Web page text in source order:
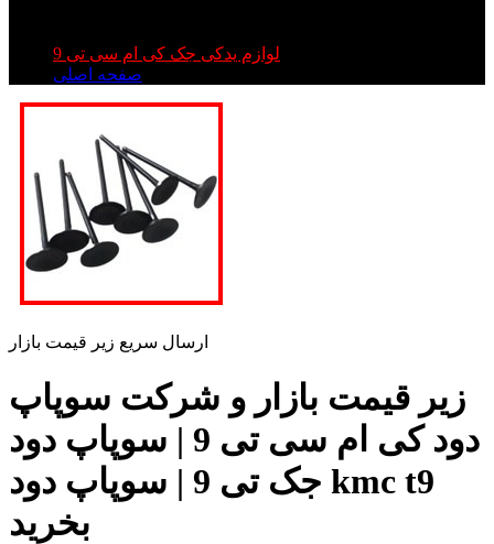
لوازم یدکی جک کی ام سی تی 9
صفحه اصلی
ارسال سریع زیر قیمت بازار
زیر قیمت بازار و شرکت سوپاپ
دود کی ام سی تی 9 | سوپاپ دود
جک تی 9 | سوپاپ دود kmc t9
بخرید